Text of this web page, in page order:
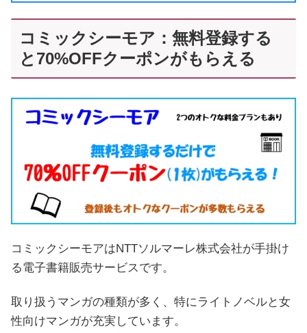
コミックシーモア：無料登録する
と70%OFFクーポンがもらえる
コミックシーモアはNTTソルマーレ株式会社が手掛け
る電子書籍販売サービスです。
取り扱うマンガの種類が多く、特にライトノベルと女
性向けマンガが充実しています。